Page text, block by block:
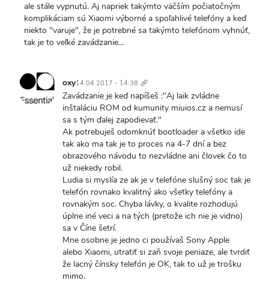
ale stále vypnutú. Aj napriek takýmto väčším počiatočným
komplikáciam sú Xiaomi výborné a spoľahlivé telefóny a keď
niekto "varuje", že je potrebné sa takýmto telefónom vyhnúť,
tak je to veľké zavádzanie...
oxy14.04.2017 - 14:38 odkaz
Zavádzanie je keď napíšeš :"Aj laik zvládne
inštaláciu ROM od kumunity miuios.cz a nemusí
sa s tým ďalej zapodievať."
Ak potrebuješ odomknúť bootloader a všetko ide
tak ako ma tak je to proces na 4-7 dní a bez
obrazového návodu to nezvládne ani človek čo to
už niekedy robil.
Ludia si myslía ze ak je v telefóne slušný soc tak je
telefón rovnako kvalitný ako všetky telefóny a
rovnakým soc. Chyba lávky, o kvalite rozhodujú
úplne iné veci a na tých (pretože ich nie je vidno)
sa v Číne šetrí.
Mne osobne je jedno ci používaš Sony Apple
alebo Xiaomi, utratiť si zaň svoje peniaze, ale tvrdiť
že lacný čínsky telefón je OK, tak to už je trošku
mimo.